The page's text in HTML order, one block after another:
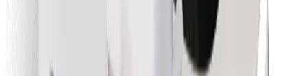
Descargar la app de Bolt Food